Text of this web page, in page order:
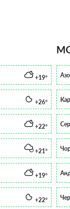
+19°
+26°
+22°
+21°
+19°
+22°